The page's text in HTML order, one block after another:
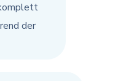
der